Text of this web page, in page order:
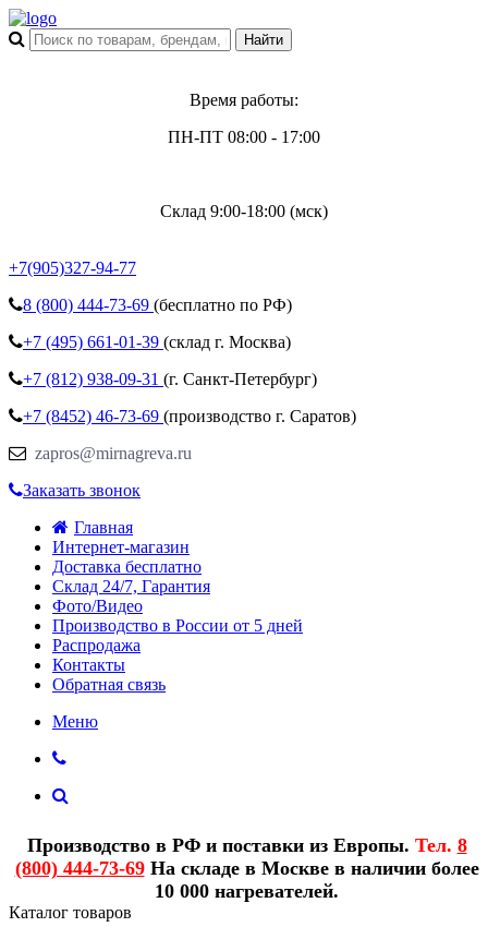
Время работы:
ПН-ПТ 08:00 - 17:00
Склад 9:00-18:00 (мск)
+7(905)327-94-77
8 (800) 444-73-69 (бесплатно по РФ)
+7 (495) 661-01-39 (склад г. Москва)
+7 (812) 938-09-31 (г. Санкт-Петербург)
+7 (8452) 46-73-69 (производство г. Саратов)
zapros@mirnagreva.ru
Заказать звонок
Главная
Интернет-магазин
Доставка бесплатно
Склад 24/7, Гарантия
Фото/Видео
Производство в России от 5 дней
Распродажа
Контакты
Обратная связь
Меню
Производство в РФ и поставки из Европы. Тел. 8
(800) 444-73-69На складе в Москве в наличии более
10 000 нагревателей.
Каталог товаров